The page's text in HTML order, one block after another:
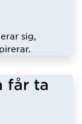
sig,
får ta